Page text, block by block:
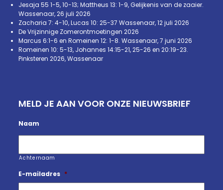
Jesaja 55 1-5, 10-13; Mattheus 13: 1-9, Gelijkenis van de zaaier.
Wassenaar, 26 juli 2026
Zacharia 7: 4-10, Lucas 10: 25-37 Wassenaar, 12 juli 2026
De Vrijzinnige Zomerontmoetingen 2026
Marcus 6:1-6 en Romeinen 12: 1-8. Wassenaar, 7 juni 2026
Romeinen 10: 5-13, Johannes 14:15-21, 25-26 en 20:19-23.
Pinksteren 2026, Wassenaar
MELD JE AAN VOOR ONZE NIEUWSBRIEF
Naam
Achternaam
E-mailadres *